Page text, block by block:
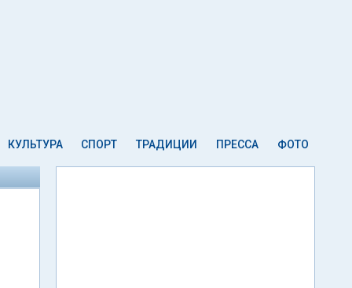
КУЛЬТУРА СПОРТ ТРАДИЦИИ ПРЕССА ФОТО